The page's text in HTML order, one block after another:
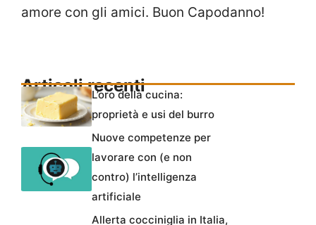
amore con gli amici. Buon Capodanno!
Articoli recenti
L’oro della cucina:
proprietà e usi del burro
Nuove competenze per
lavorare con (e non
contro) l’intelligenza
artificiale
Allerta cocciniglia in Italia,